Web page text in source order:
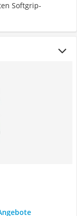
Softgrip-